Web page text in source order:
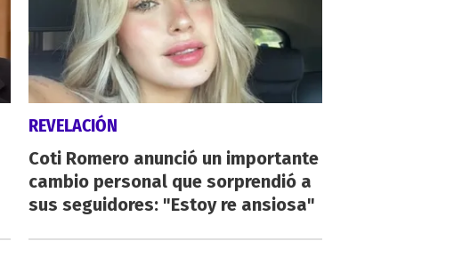
REVELACIÓN
Coti Romero anunció un importante
cambio personal que sorprendió a
sus seguidores: "Estoy re ansiosa"